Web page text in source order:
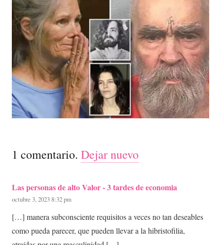
1 comentario. Dejar nuevo
Las personas de alto Valor - 3 tardes de economia
octubre 3, 2023 8:32 pm
[…] manera subconsciente requisitos a veces no tan deseables
como pueda parecer, que pueden llevar a la hibristofilia,